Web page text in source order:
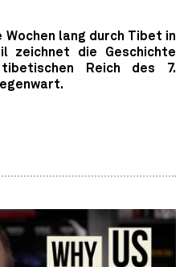
lang durch Tibet in
zeichnet die Geschichte
Reich des 7.